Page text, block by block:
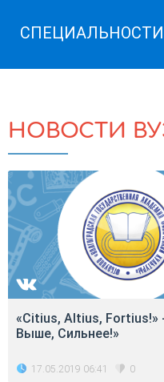
СПЕЦИАЛЬНОСТИ
НОВОСТИ
«Citius, Altius, Fortius!»
Выше, Сильнее!»
17.05.2019 06:41 0